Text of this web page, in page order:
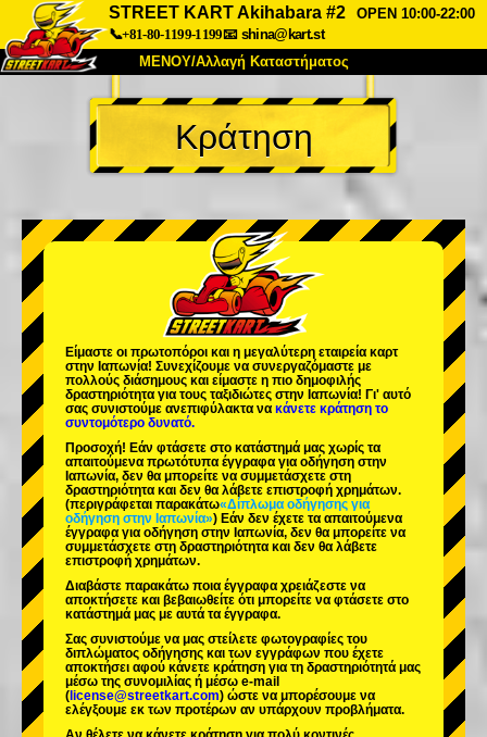
STREET KART Akihabara #2
OPEN 10:00-22:00
📞+81-80-1199-1199📧 shina@kart.st
ΜΕΝΟΥ/Αλλαγή Καταστήματος
ΚΥΡΙΩΣ
Σχετικά Προδιαγραφές Τιμές
Εταιρεία Κράτηση
Αλλαγή Καταστήματος
Τόκιο Σινάγαουα #1 Τόκιο Ακίχαμπαρα #1
Τόκιο Ακίχαμπαρα #2
Τόκιο Σιμπούγια Annex Τόκιο Κόλπος
Τόκιο Ασακούσα Οσάκα
Κράτηση
Είμαστε οι πρωτοπόροι και η μεγαλύτερη εταιρεία καρτ
στην Ιαπωνία! Συνεχίζουμε να συνεργαζόμαστε με
πολλούς διάσημους και είμαστε η πιο δημοφιλής
δραστηριότητα για τους ταξιδιώτες στην Ιαπωνία! Γι' αυτό
σας συνιστούμε ανεπιφύλακτα να κάνετε κράτηση το
συντομότερο δυνατό.
Προσοχή! Εάν φτάσετε στο κατάστημά μας χωρίς τα
απαιτούμενα πρωτότυπα έγγραφα για οδήγηση στην
Ιαπωνία, δεν θα μπορείτε να συμμετάσχετε στη
δραστηριότητα και δεν θα λάβετε επιστροφή χρημάτων.
(περιγράφεται παρακάτω«Δίπλωμα οδήγησης για
οδήγηση στην Ιαπωνία») Εάν δεν έχετε τα απαιτούμενα
έγγραφα για οδήγηση στην Ιαπωνία, δεν θα μπορείτε να
συμμετάσχετε στη δραστηριότητα και δεν θα λάβετε
επιστροφή χρημάτων.
Διαβάστε παρακάτω ποια έγγραφα χρειάζεστε να
αποκτήσετε και βεβαιωθείτε ότι μπορείτε να φτάσετε στο
κατάστημά μας με αυτά τα έγγραφα.
Σας συνιστούμε να μας στείλετε φωτογραφίες του
διπλώματος οδήγησης και των εγγράφων που έχετε
αποκτήσει αφού κάνετε κράτηση για τη δραστηριότητά μας
μέσω της συνομιλίας ή μέσω e-mail
( license@streetkart.com) ώστε να μπορέσουμε να
ελέγξουμε εκ των προτέρων αν υπάρχουν προβλήματα.